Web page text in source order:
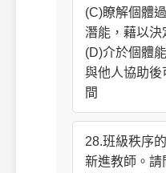
(C)瞭解個體
潛能，藉以決
(D)介於個體
與他人協助後
間
28.班級秩序
新進教師。請